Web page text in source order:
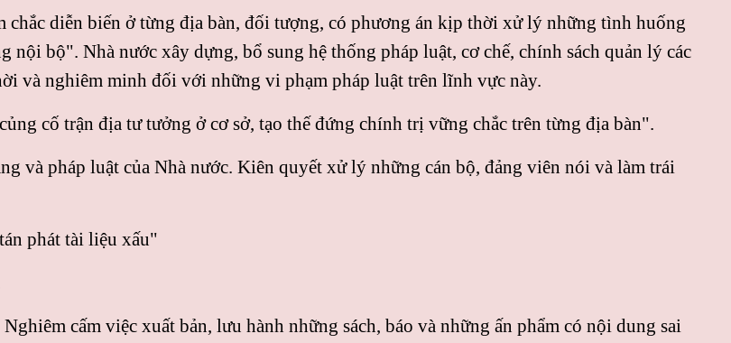
chắc diễn biến ở từng địa bàn, đối tượng, có phương án kịp thời xử lý những tình huống
bộ". Nhà nước xây dựng, bổ sung hệ thống pháp luật, cơ chế, chính sách quản lý các
và nghiêm minh đối với những vi phạm pháp luật trên lĩnh vực này.
cố trận địa tư tưởng ở cơ sở, tạo thế đứng chính trị vững chắc trên từng địa bàn".
và pháp luật của Nhà nước. Kiên quyết xử lý những cán bộ, đảng viên nói và làm trái
phát tài liệu xấu"
cấm việc xuất bản, lưu hành những sách, báo và những ấn phẩm có nội dung sai